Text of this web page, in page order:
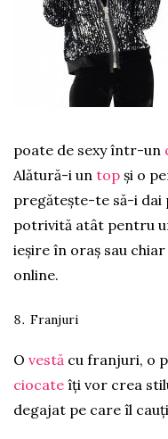
poate de sexy într-un
Alătură-i un top și o
pregătește-te să-i dai
potrivită atât pentru
ieșire în oraș sau
online.
Franjuri
O vestă cu franjuri, o
ciocate îți vor crea
degajat pe care îl